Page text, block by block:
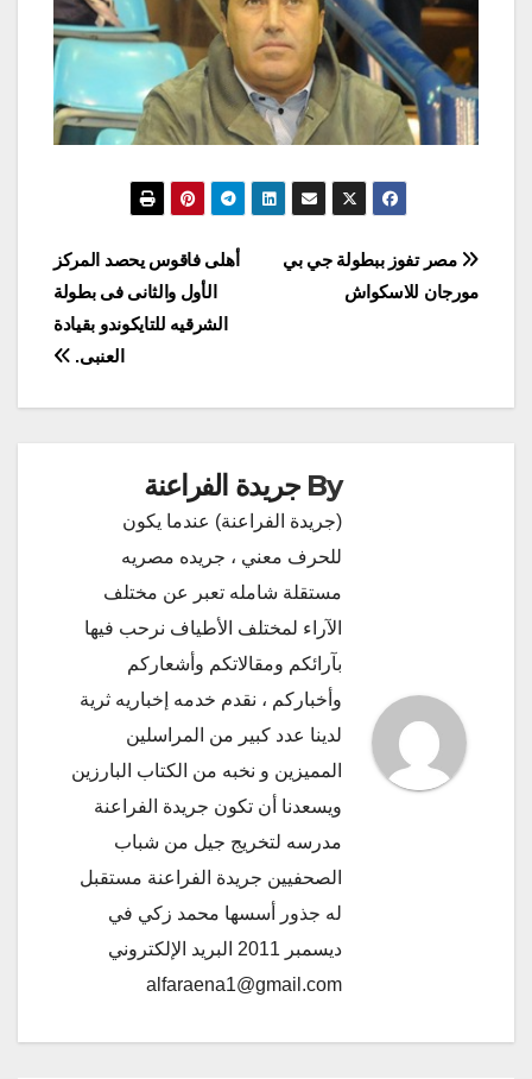
تصفّح
المقالات
أهلى فاقوس يحصد المركز
الأول والثانى فى بطولة
الشرقيه للتايكوندو بقيادة
العنبى.
مصر تفوز ببطولة جي بي
مورجان للاسكواش
By جريدة الفراعنة
(جريدة الفراعنة) عندما يكون
للحرف معني ، جريده مصريه
مستقلة شامله تعبر عن مختلف
الآراء لمختلف الأطياف نرحب فيها
بآرائكم ومقالاتكم وأشعاركم
وأخباركم ، نقدم خدمه إخباريه ثرية
لدينا عدد كبير من المراسلين
المميزين و نخبه من الكتاب البارزين
ويسعدنا أن تكون جريدة الفراعنة
مدرسه لتخريج جيل من شباب
الصحفيين جريدة الفراعنة مستقبل
له جذور أسسها محمد زكي في
ديسمبر 2011 البريد الإلكتروني
alfaraena1@gmail.com